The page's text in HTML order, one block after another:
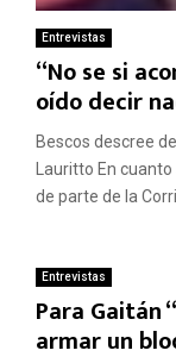
Entrevistas
“No se si
oído decir
Bescos descree
Lauritto En
de parte de la
Entrevistas
Para Gaitán
armar un